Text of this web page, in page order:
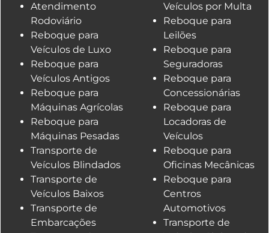
Atendimento
Rodoviário
Reboque para
Veículos de Luxo
Reboque para
Veículos Antigos
Reboque para
Máquinas Agrícolas
Reboque para
Máquinas Pesadas
Transporte de
Veículos Blindados
Transporte de
Veículos Baixos
Transporte de
Embarcações
Veículos por Multa
Reboque para
Leilões
Reboque para
Seguradoras
Reboque para
Concessionárias
Reboque para
Locadoras de
Veículos
Reboque para
Oficinas Mecânicas
Reboque para
Centros
Automotivos
Transporte de